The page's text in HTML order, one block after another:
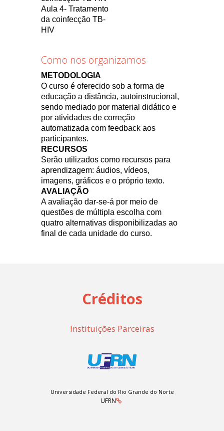
Aula 4- Tratamento
da coinfecção TB-
HIV
Como nos organizamos
METODOLOGIA
O curso é oferecido sob a forma de
educação a distância, autoinstrucional,
sendo mediado por material didático e
por atividades de correção
automatizada com feedback aos
participantes.
RECURSOS
Serão utilizados como recursos para
aprendizagem: áudios, vídeos,
imagens, gráficos e o próprio texto.
AVALIAÇÃO
A avaliação dar-se-á por meio de
questões de múltipla escolha com
quatro alternativas disponibilizadas ao
final de cada unidade do curso.
Créditos
Instituições Parceiras
Universidade Federal do Rio Grande do Norte
UFRN